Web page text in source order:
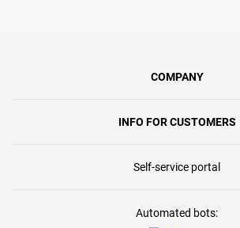
COMPANY
INFO FOR CUSTOMERS
Self-service portal
Automated bots: